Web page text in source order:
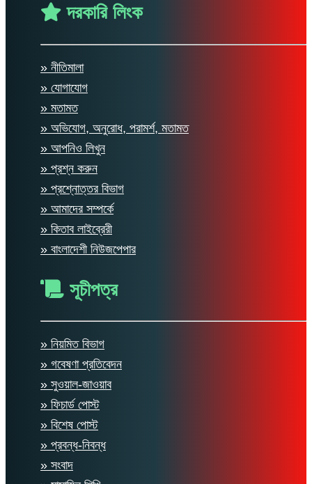
দরকারি লিংক
» নীতিমালা
» যোগাযোগ
» মতামত
» অভিযোগ, অনুরোধ, পরামর্শ, মতামত
» আপনিও লিখুন
» প্রশ্ন করুন
» প্রশ্নোত্তর বিভাগ
» আমাদের সম্পর্কে
» কিতাব লাইব্রেরী
» বাংলাদেশী নিউজপেপার
সূচীপত্র
» নিয়মিত বিভাগ
» গবেষণা প্রতিবেদন
» সুওয়াল-জাওয়াব
» ফিচার্ড পোস্ট
» বিশেষ পোস্ট
» প্রবন্ধ-নিবন্ধ
» সংবাদ